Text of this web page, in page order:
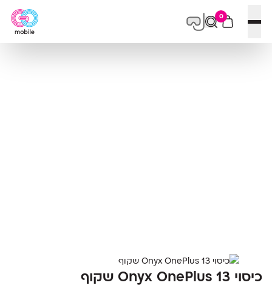
פתח תפריט
0
כיסוי Onyx OnePlus 13 שקוף